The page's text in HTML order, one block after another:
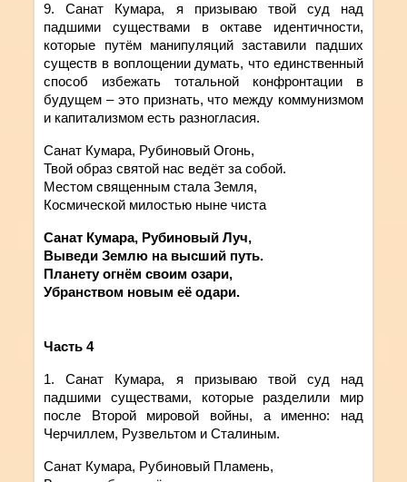
9. Санат Кумара, я призываю твой
суд над
падшими существами в октаве идентичности,
которые путём манипуляций заставили падших
существ в воплощении думать, что единственный
способ избежать тотальной конфронтации в
будущем – это признать, что между коммунизмом
и капитализмом есть разногласия.
Санат Кумара, Рубиновый Огонь,
Твой образ святой нас ведёт за собой.
Местом священным стала Земля,
Космической милостью ныне чиста
Санат Кумара, Рубиновый Луч,
Выведи Землю на высший путь.
Планету огнём своим озари,
Убранством новым её одари.
Часть 4
1. Санат Кумара, я призываю твой суд
над
падшими существами, которые разделили мир
после Второй мировой войны, а именно: над
Черчиллем, Рузвельтом и Сталиным.
Санат Кумара, Рубиновый Пламень,